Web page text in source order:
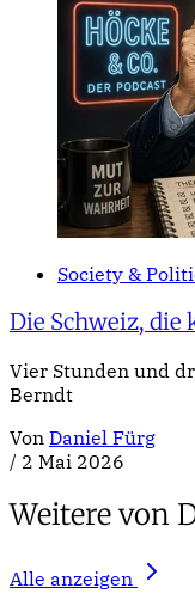
Society &
Die Schweiz, die
Vier Stunden und
Berndt
Von Daniel Fürg
/ 2 Mai 2026
Weitere von
Alle anzeigen